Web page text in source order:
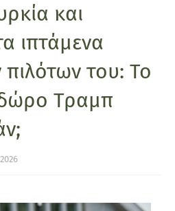
και
ιπτάμενα
του: Το
Τραμπ